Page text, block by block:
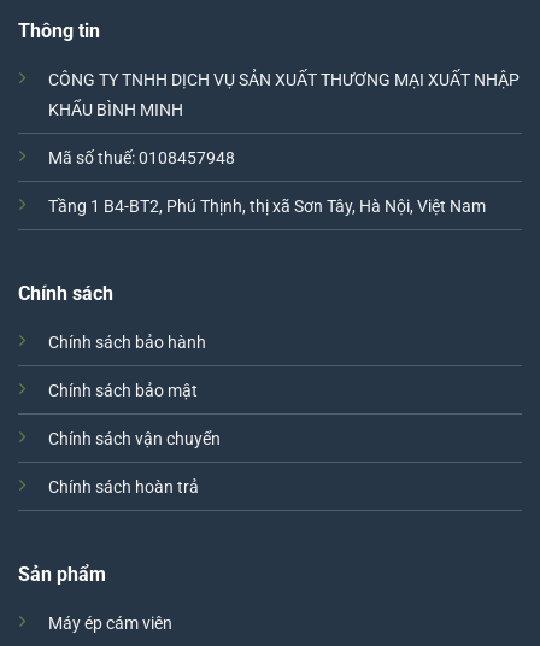
Thông tin
CÔNG TY TNHH DỊCH VỤ SẢN XUẤT THƯƠNG MẠI XUẤT NHẬP
KHẨU BÌNH MINH
Mã số thuế: 0108457948
Tầng 1 B4-BT2, Phú Thịnh, thị xã Sơn Tây, Hà Nội, Việt Nam
Chính sách
Chính sách bảo hành
Chính sách bảo mật
Chính sách vận chuyển
Chính sách hoàn trả
Sản phẩm
Máy ép cám viên